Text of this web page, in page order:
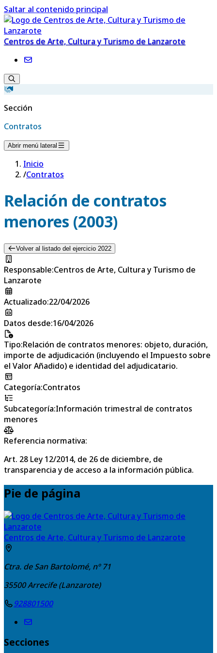
Saltar al contenido principal
Centros de Arte, Cultura y Turismo de Lanzarote
Sección
Contratos
Abrir menú lateral
Inicio
/Contratos
Relación de contratos
menores (2003)
Volver al listado del ejercicio 2022
Responsable:Centros de Arte, Cultura y Turismo de
Lanzarote
Actualizado:22/04/2026
Datos desde:16/04/2026
Tipo:Relación de contratos menores: objeto, duración,
importe de adjudicación (incluyendo el Impuesto sobre
el Valor Añadido) e identidad del adjudicatario.
Categoría:Contratos
Subcategoría:Información trimestral de contratos
menores
Referencia normativa:
Art. 28 Ley 12/2014, de 26 de diciembre, de
transparencia y de acceso a la información pública.
Pie de página
Centros de Arte, Cultura y Turismo de Lanzarote
Ctra. de San Bartolomé, nº 71
35500Arrecife (Lanzarote)
928801500
Secciones